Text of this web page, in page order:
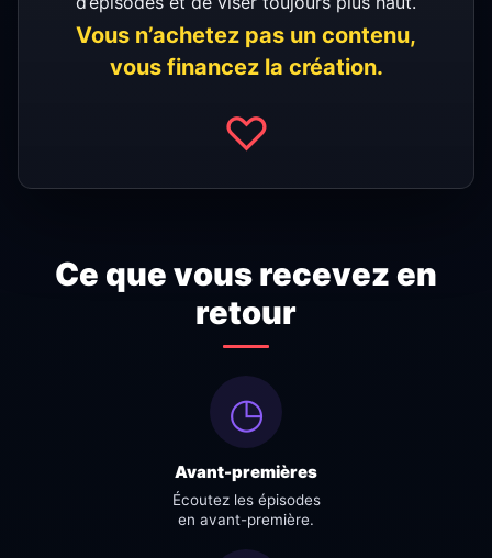
Vous n’achetez pas un contenu,
vous financez la création.
♡
Ce que vous recevez en
retour
◷
Avant-premières
Écoutez les épisodes
en avant-première.